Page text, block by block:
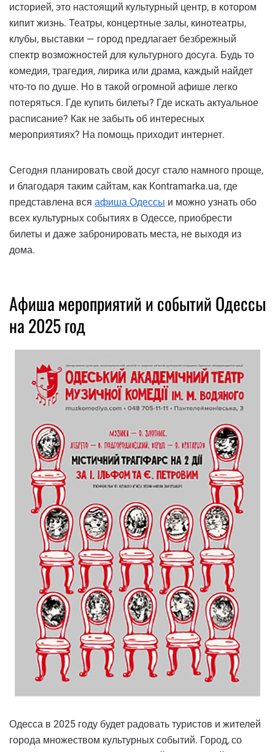
историей, это настоящий культурный центр, в котором
кипит жизнь. Театры, концертные залы, кинотеатры,
клубы, выставки — город предлагает безбрежный
спектр возможностей для культурного досуга. Будь то
комедия, трагедия, лирика или драма, каждый найдет
что-то по душе. Но в такой огромной афише легко
потеряться. Где купить билеты? Где искать актуальное
расписание? Как не забыть об интересных
мероприятиях? На помощь приходит интернет.
Сегодня планировать свой досуг стало намного проще,
и благодаря таким сайтам, как Kontramarka.ua, где
представлена вся афиша Одессы и можно узнать обо
всех культурных событиях в Одессе, приобрести
билеты и даже забронировать места, не выходя из
дома.
Афиша мероприятий и событий Одессы
на 2025 год
Одесса в 2025 году будет радовать туристов и жителей
города множеством культурных событий. Город, со